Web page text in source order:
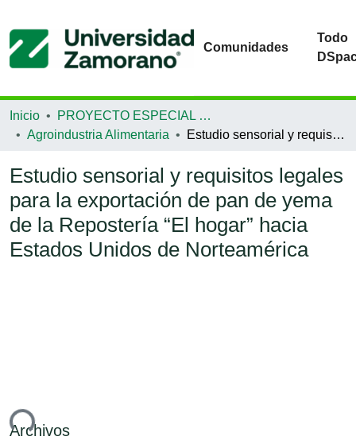
Comunidades
Todo
Inicio
PROYECTO ESPECIAL DE GRADUACIÓN
Agroindustria Alimentaria
Estudio sensorial y requisitos legales para la exportación de pan de yema de la Repostería “El hogar” hacia Estados Unidos de Norteamérica
Estudio sensorial y requisitos legales
para la exportación de pan de yema
de la Repostería “El hogar” hacia
Estados Unidos de Norteamérica
Archivos